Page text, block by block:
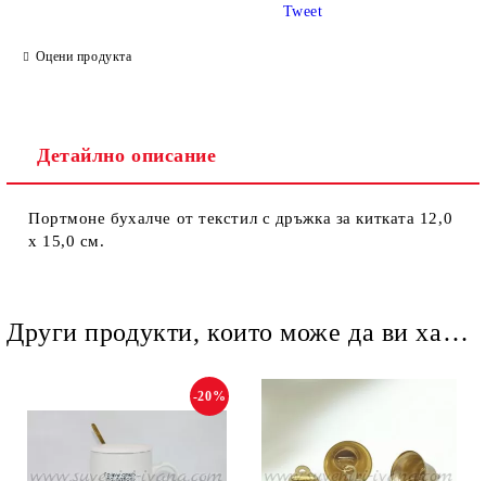
Оцени продукта
Tweet
Детайлно описание
Портмоне бухалче от текстил с дръжка за китката 12,0
х 15,0 см.
Други продукти, които може да ви харесат
-20%